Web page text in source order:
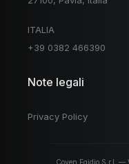
ITALIA
+39 0382 466390
Note legali
Privacy Policy
Coven Egidio S.r.l. —